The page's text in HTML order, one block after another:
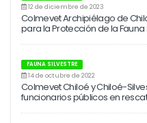
12 de diciembre de 2023
Colmevet Archipiélago de
para la Protección de la Fauna
FAUNA SILVESTRE
14 de octubre de 2022
Colmevet Chiloé y Chiloé-
funcionarios públicos en